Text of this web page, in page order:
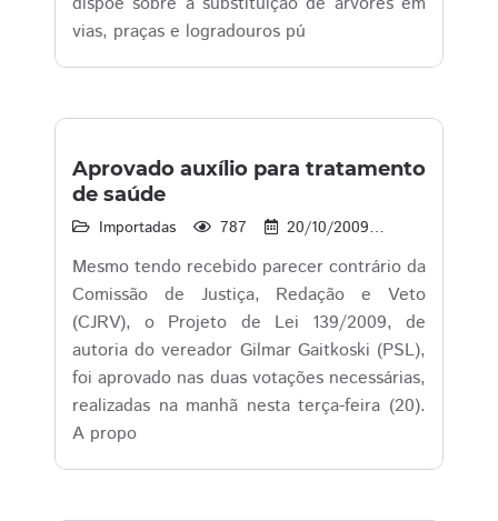
vias, praças e logradouros pú
Aprovado auxílio para tratamento
de saúde
Importadas 787 20/10/2009
Mesmo tendo recebido parecer contrário da
Comissão de Justiça, Redação e Veto
(CJRV), o Projeto de Lei 139/2009, de
autoria do vereador Gilmar Gaitkoski (PSL),
foi aprovado nas duas votações necessárias,
realizadas na manhã nesta terça-feira (20).
A propo